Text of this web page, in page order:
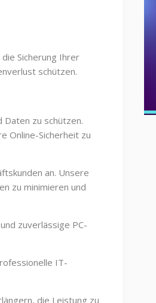
Sicherung Ihrer
schützen.
Daten zu schützen.
Online-Sicherheit zu
an. Unsere
zu minimieren und
zuverlässige PC-
IT-
die Leistung zu